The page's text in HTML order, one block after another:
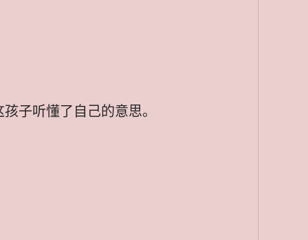
子听懂了自己的意思。